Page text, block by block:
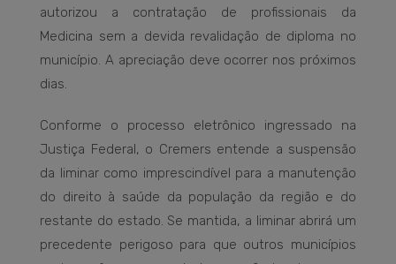
autorizou a contratação de profissionais da
Medicina sem a devida revalidação de diploma no
município. A apreciação deve ocorrer nos próximos
dias.
Conforme o processo eletrônico ingressado na
Justiça Federal, o Cremers entende a suspensão
da liminar como imprescindível para a manutenção
do direito à saúde da população da região e do
restante do estado. Se mantida, a liminar abrirá um
precedente perigoso para que outros municípios